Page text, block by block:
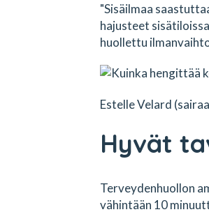
"Sisäilmaa
hajusteet
huollettu
Estelle Velard
Hyvät
Terveydenhuollon
vähintään 10